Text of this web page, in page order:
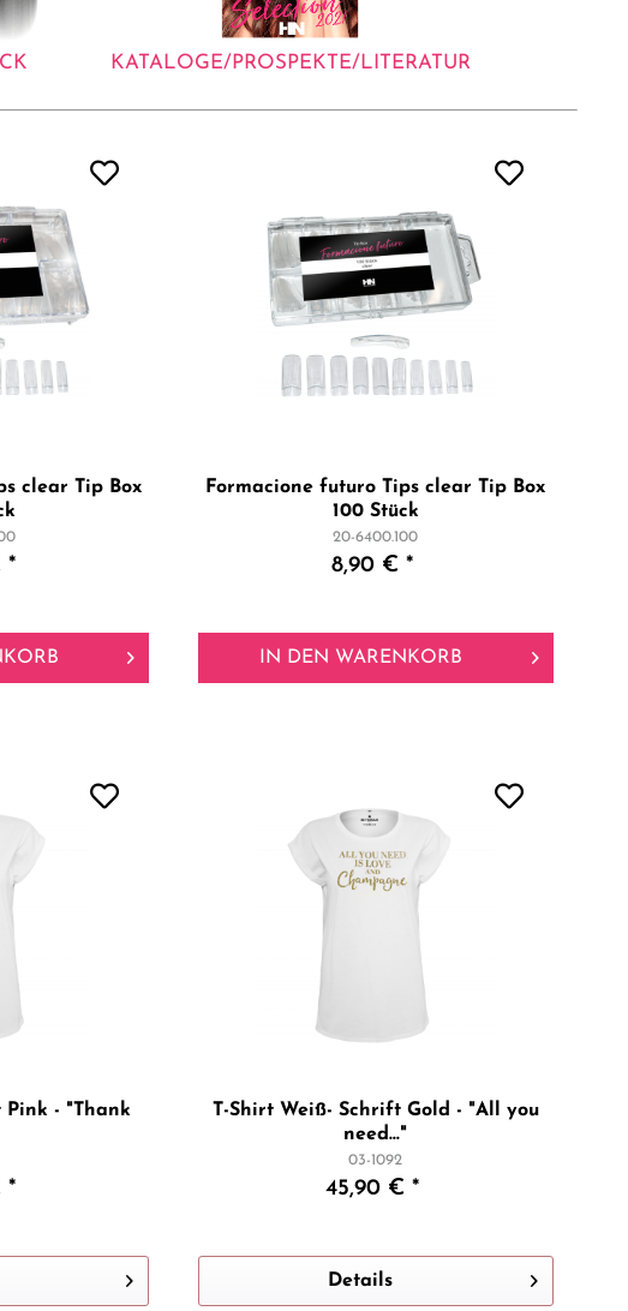
KATALOGE/PROSPEKTE/LITERATUR
clear Tip Box
*
Formacione futuro Tips clear Tip Box
100 Stück
20-6400.100
8,90 € *
IN DEN WARENKORB
- "Thank
*
T-Shirt Weiß- Schrift Gold - "All you
need..."
03-1092
45,90 € *
Details